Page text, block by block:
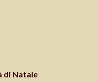
di Natale